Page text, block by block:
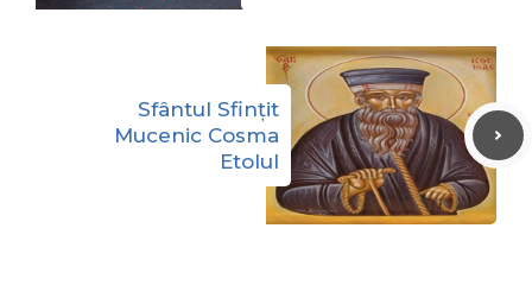
Sfântul Sfințit
Mucenic Cosma
Etolul